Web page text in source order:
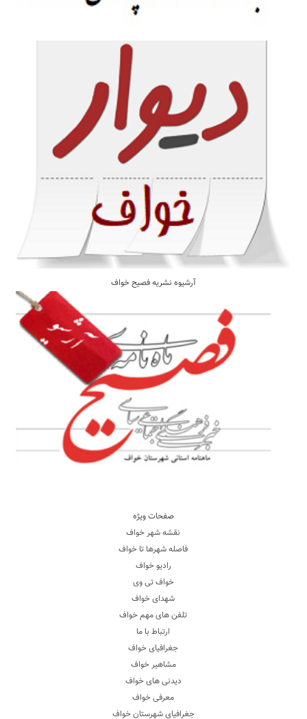
آرشیوه نشریه فصیح خواف
صفحات ویژه
نقشه شهر خواف
فاصله شهرها تا خواف
رادیو خواف
خواف تی وی
شهدای خواف
تلفن های مهم خواف
ارتباط با ما
جغرافیای خواف
مشاهیر خواف
دیدنی های خواف
معرفی خواف
جغرافیای شهرستان خواف